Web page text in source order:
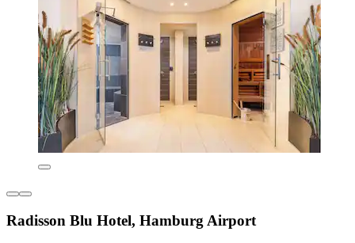
Radisson Blu Hotel, Hamburg Airport